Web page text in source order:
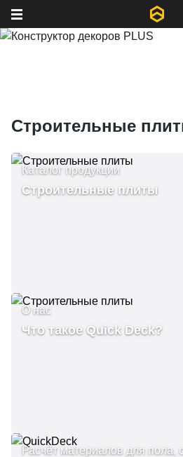
Строительные
Каталог продукции
Строительные плиты
О нас
Что такое Quick Deck?
Расчёт материалов для пола,